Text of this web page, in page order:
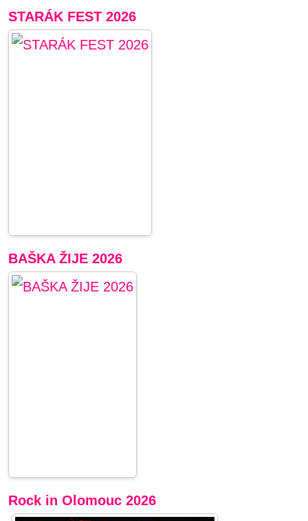
STARÁK FEST 2026
BAŠKA ŽIJE 2026
Rock in Olomouc 2026